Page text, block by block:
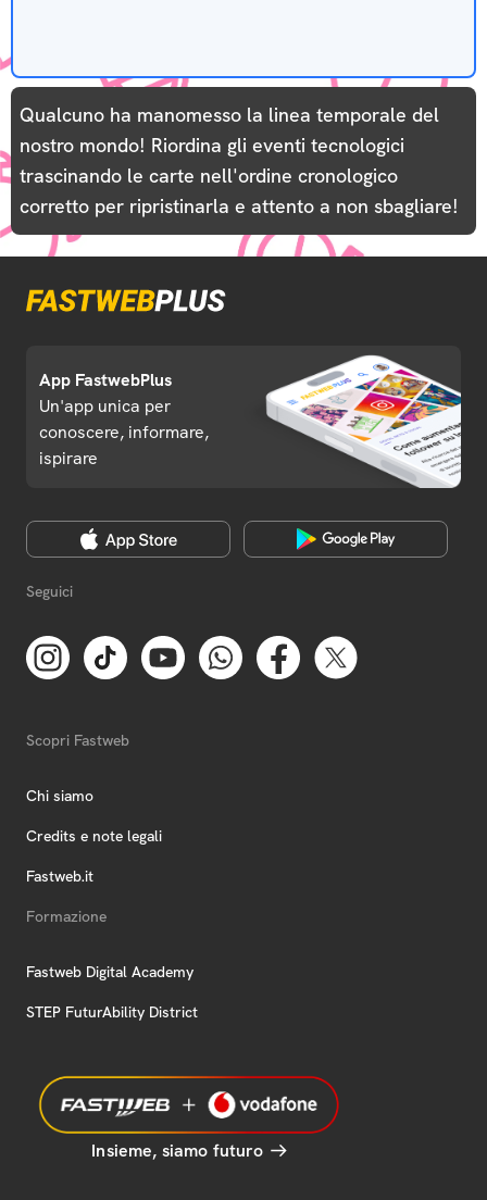
Qualcuno ha manomesso la linea temporale del
nostro mondo! Riordina gli eventi tecnologici
trascinando le carte nell'ordine cronologico
corretto per ripristinarla e attento a non sbagliare!
App FastwebPlus
Un'app unica per
conoscere, informare,
ispirare
Seguici
Scopri Fastweb
Chi siamo
Credits e note legali
Fastweb.it
Formazione
Fastweb Digital Academy
STEP FuturAbility District
Insieme, siamo futuro